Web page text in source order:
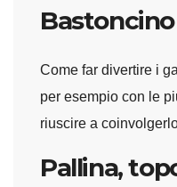
Come far divertire i
per esempio con le
riuscire a
Pallina,